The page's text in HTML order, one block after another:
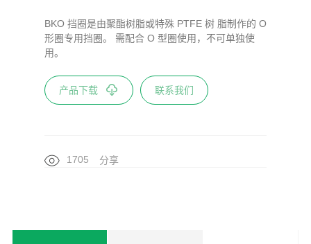
BKO 挡圈是由聚酯树脂或特殊 PTFE 树 脂制作的 O
形圈专用挡圈。 需配合 O 型圈使用，不可单独使
用。
产品下载 联系我们
1705 分享